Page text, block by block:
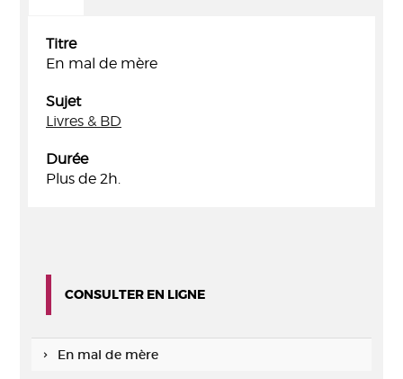
Titre
En mal de mère
Sujet
Livres & BD
Durée
Plus de 2h.
CONSULTER EN LIGNE
En mal de mère